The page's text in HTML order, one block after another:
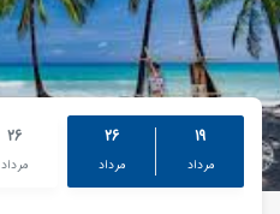
19
مرداد
26
مرداد
26
مرداد